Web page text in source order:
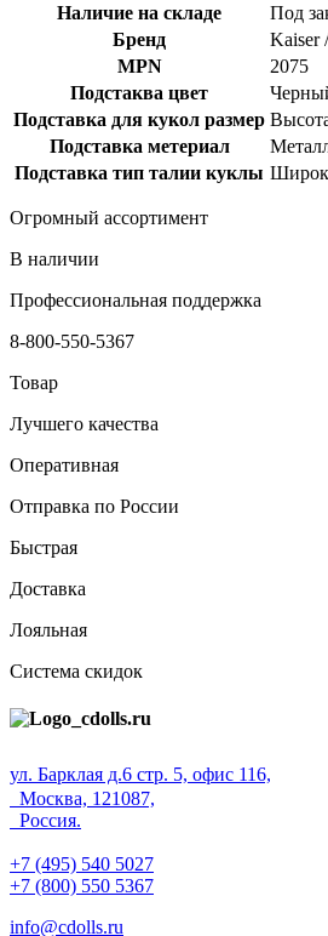
Наличие на складе
Под
Бренд
Kaiser
MPN
2075
Подстаква цвет
Подставка для кукол размер
Подставка метериал
Подставка тип талии куклы
Огромный ассортимент
В наличии
Профессиональная поддержка
8-800-550-5367
Товар
Лучшего качества
Оперативная
Отправка по России
Быстрая
Доставка
Лояльная
Система скидок
ул. Барклая д.6 стр. 5, офис 116,
Москва, 121087,
Россия.
+7 (495) 540 5027
+7 (800) 550 5367
info@cdolls.ru